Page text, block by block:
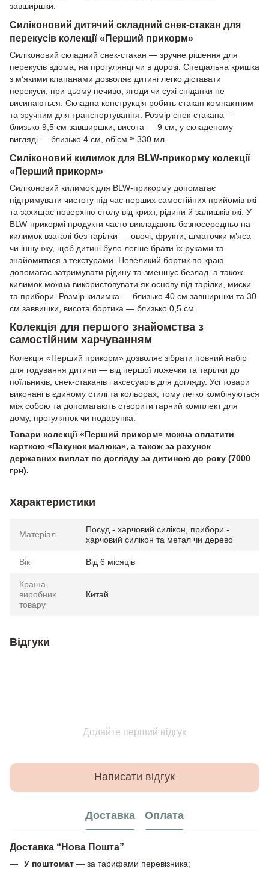
завширшки.
Силіконовий дитячий складний снек-стакан для
перекусів колекції «Перший прикорм»
Силіконовий складний снек-стакан — зручне рішення для
перекусів вдома, на прогулянці чи в дорозі. Спеціальна кришка
з м’якими клапанами дозволяє дитині легко діставати
перекуси, при цьому печиво, ягоди чи сухі сніданки не
висипаються. Складна конструкція робить стакан компактним
та зручним для транспортування. Розмір снек-стакана —
близько 9,5 см завширшки, висота — 9 см, у складеному
вигляді — близько 4 см, об’єм ≈ 330 мл.
Силіконовий килимок для BLW-прикорму колекції
«Перший прикорм»
Силіконовий килимок для BLW-прикорму допомагає
підтримувати чистоту під час перших самостійних прийомів їжі
та захищає поверхню столу від крихт, рідини й залишків їжі. У
BLW-прикормі продукти часто викладають безпосередньо на
килимок взагалі без тарілки — овочі, фрукти, шматочки м’яса
чи іншу їжу, щоб дитині було легше брати їх руками та
знайомитися з текстурами. Невеликий бортик по краю
допомагає затримувати рідину та зменшує безлад, а також
килимок можна використовувати як основу під тарілки, миски
та прибори. Розмір килимка — близько 40 см завширшки та 30
см заввишки, висота бортика — близько 0,5 см.
Колекція для першого знайомства з
самостійним харчуванням
Колекція «Перший прикорм» дозволяє зібрати повний набір
для годування дитини — від першої ложечки та тарілки до
поїльників, снек-стаканів і аксесуарів для догляду. Усі товари
виконані в єдиному стилі та кольорах, тому легко комбінуються
між собою та допомагають створити гарний комплект для
дому, прогулянок чи подарунка.
Товари колекції «Перший прикорм» можна оплатити
карткою «Пакунок малюка», а також за рахунок
державних виплат по догляду за дитиною до року (7000
грн).
Характеристики
Матеріал
Посуд - харчовий силікон, прибори -
харчовий силікон та метал чи дерево
Вік Від 6 місяців
Країна-
виробник
товару
Китай
Відгуки
Додайте перший відгук
Написати відгук
Доставка Оплата
Доставка “Нова Пошта”
У поштомат — за тарифами перевізника;